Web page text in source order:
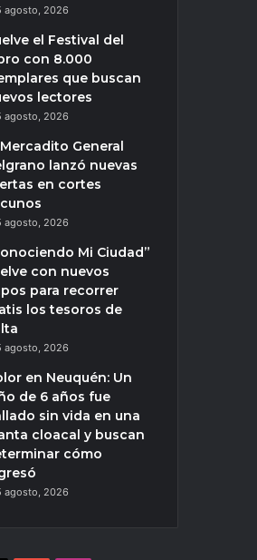
agosto, 2026
el Festival del
con 8.000
que buscan
lectores
agosto, 2026
General
lanzó nuevas
en cortes
agosto, 2026
Mi Ciudad”
con nuevos
para recorrer
los tesoros de
agosto, 2026
en Neuquén: Un
de 6 años fue
sin vida en una
cloacal y buscan
cómo
agosto, 2026